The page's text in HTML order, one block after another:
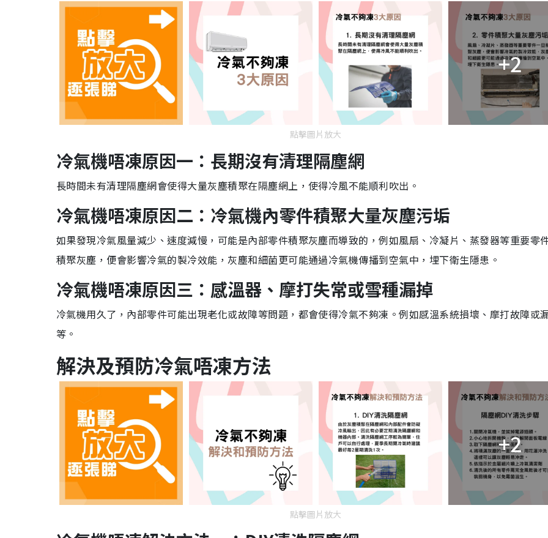
+2
點擊圖片放大
冷氣機唔凍原因一：長期沒有清理隔塵網
長時間未有清理隔塵網會使得大量灰塵積聚在隔塵網上，使得冷風不能順利吹出。
冷氣機唔凍原因二：冷氣機內零件積聚大量灰塵污垢
如果發現冷氣風量減少、速度減慢，可能是內部零件積聚灰塵而導致的，例如風扇、冷凝片、蒸發器等重要零
積聚灰塵，便會影響冷氣的製冷效能，灰塵和細菌更可能通過冷氣機傳播到空氣中，埋下衛生隱患。
冷氣機唔凍原因三：感溫器、摩打失常或雪種漏掉
冷氣機用久了，內部零件可能出現老化或故障等問題，都會使得冷氣不夠凍。例如感溫系統損壞、摩打故障或
等。
解決及預防冷氣唔凍方法
+2
點擊圖片放大